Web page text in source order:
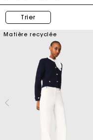
Trier
Matière recyclée